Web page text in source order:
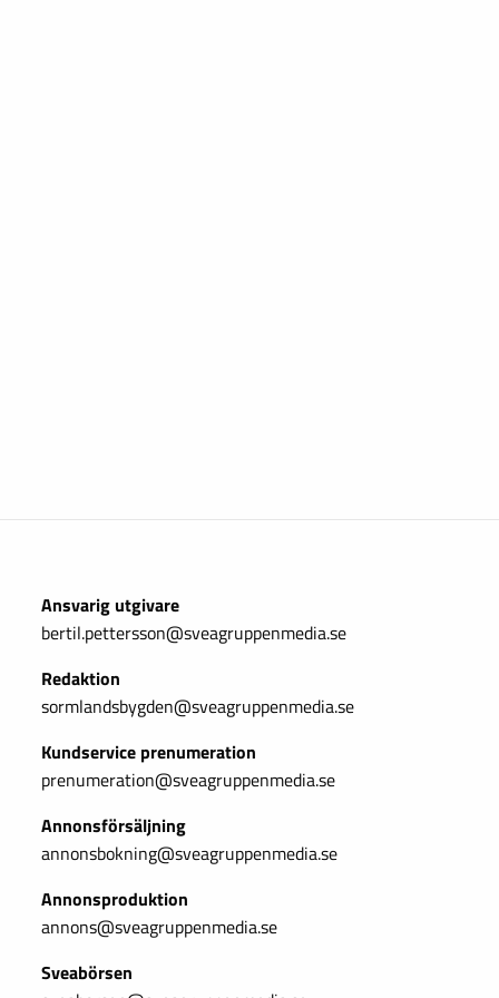
Ansvarig utgivare
bertil.pettersson@sveagruppenmedia.se
Redaktion
sormlandsbygden@sveagruppenmedia.se
Kundservice prenumeration
prenumeration@sveagruppenmedia.se
Annonsförsäljning
annonsbokning@sveagruppenmedia.se
Annonsproduktion
annons@sveagruppenmedia.se
Sveabörsen